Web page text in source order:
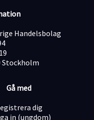
och teknik
intresserad och
ansvarstagande,
av att leverera
Handelsbolag
Stockholm
Gå med
dig
in (ungdom)